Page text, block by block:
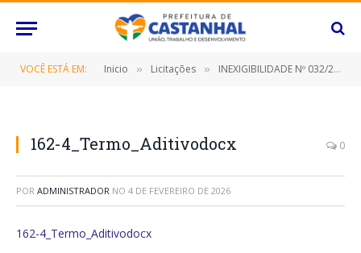
VOCÊ ESTÁ EM: Inicio » Licitações » INEXIGIBILIDADE Nº 032/2021 (PRESTAÇÃO DE SERVIÇOS DE IMPLANTAÇÃO, LICENCIAMENTO, MANUTENÇÃO, TREINAMENTOS, ATENDIMENTO ONLINE E PRESENCIAL DE SISTEMA GEP GESTÃO ESCOLAR)
162-4_Termo_Aditivodocx 0
POR ADMINISTRADOR NO 4 DE FEVEREIRO DE 2026
162-4_Termo_Aditivodocx